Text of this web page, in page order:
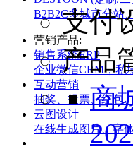
B2B2C多城市分站
营销产品:
销售系统ERP
企业微信CRM，私
互动营销
抽奖、投票、红包
云图设计
在线生成图片、字
支付
产品
商